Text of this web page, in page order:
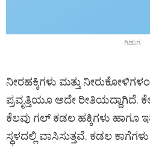
ಗಿಡುಗ
ನೀರಹಕ್ಕಿಗಳು ಮತ್ತು
ಪ್ರವೃತ್ತಿಯೂ ಅದೇ ರೀತಿಯದ್ದಾಗಿದೆ.
ಕೆಲವು ಗಲ್‌ ಕಡಲ ಹಕ್ಕಿಗಳು ಹಾಗೂ
ಸ್ಥಳದಲ್ಲಿ ವಾಸಿಸುತ್ತವೆ. ಕಡಲ